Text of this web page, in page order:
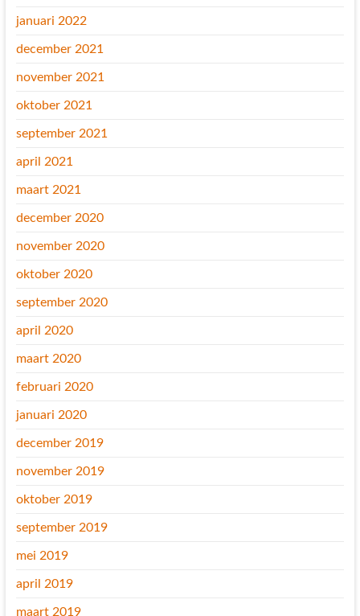
januari 2022
december 2021
november 2021
oktober 2021
september 2021
april 2021
maart 2021
december 2020
november 2020
oktober 2020
september 2020
april 2020
maart 2020
februari 2020
januari 2020
december 2019
november 2019
oktober 2019
september 2019
mei 2019
april 2019
maart 2019